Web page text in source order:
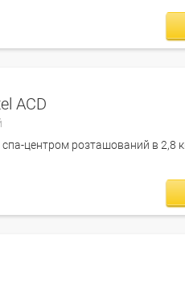
ACD
спа-центром розташований в 2,8